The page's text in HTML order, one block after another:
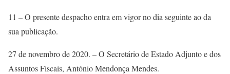
11 – O presente despacho entra em vigor no dia seguinte ao da
sua publicação.
27 de novembro de 2020. – O Secretário de Estado Adjunto e dos
Assuntos Fiscais, António Mendonça Mendes.